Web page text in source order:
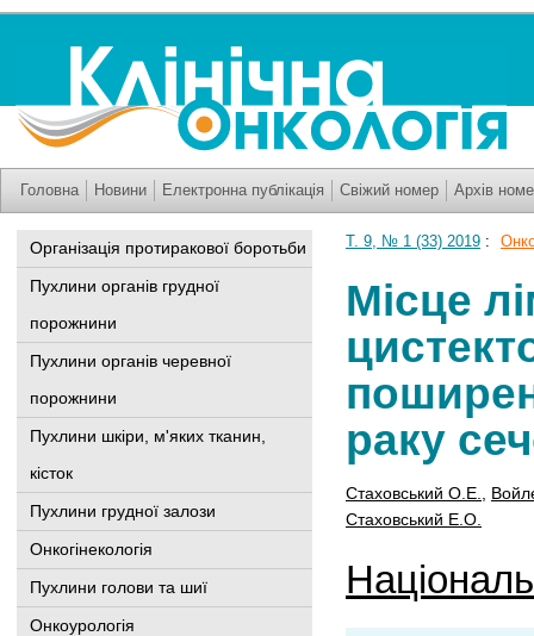
Головна Новини Електронна публікація Свіжий номер Архів
Організація протиракової боротьби
Пухлини органів грудної
порожнини
Пухлини органів черевної
порожнини
Пухлини шкіри, м'яких тканин,
кісток
Пухлини грудної залози
Онкогінекологія
Пухлини голови та шиї
Онкоурологія
Т. 9, № 1 (33) 2019 :
Місце
раку
Стаховський О.Е.
Стаховський Е.О.